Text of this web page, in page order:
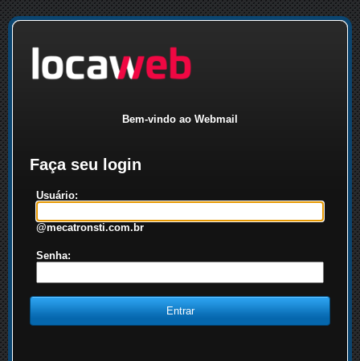
Bem-vindo ao Webmail
Faça seu login
Usuário:
@mecatronsti.com.br
Senha: